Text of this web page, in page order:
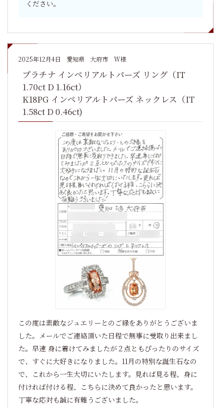
ください。
2025年12月4日 愛知県 大府市 W様
プラチナ インペリアルトパーズ リング（IT
1.70ct D 1.16ct）
K18PG インペリアルトパーズ ネックレス（IT
1.58ct D 0.46ct)
この度は素敵なジュエリーとのご縁をありがとうございま
した。メールでご連絡頂いた日程で無事に受取り出来まし
た。早速 身に着けてみましたが２点ともぴったりのサイズ
で、すぐに大好きになりました。11月の特別な誕生石なの
で、これから一生大切にいたします。見れば見る程、身に
付ければ付ける程、こちらに決めて良かったと思います。
丁寧な応対も誠に有難うございました。